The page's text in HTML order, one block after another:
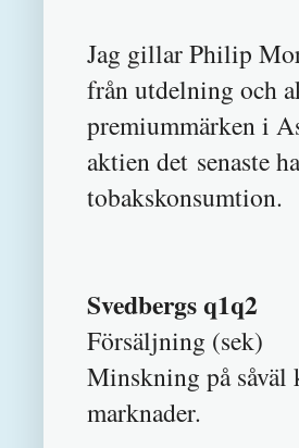
Jag gillar Philip
från utdelning och
premiummärken i
aktien det senaste
tobakskonsumtion.
Svedbergs q1q2
Minskning på såväl
marknader.